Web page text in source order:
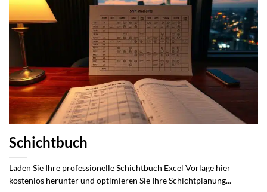
Schichtbuch
Laden Sie Ihre professionelle Schichtbuch Excel Vorlage hier
kostenlos herunter und optimieren Sie Ihre Schichtplanung...